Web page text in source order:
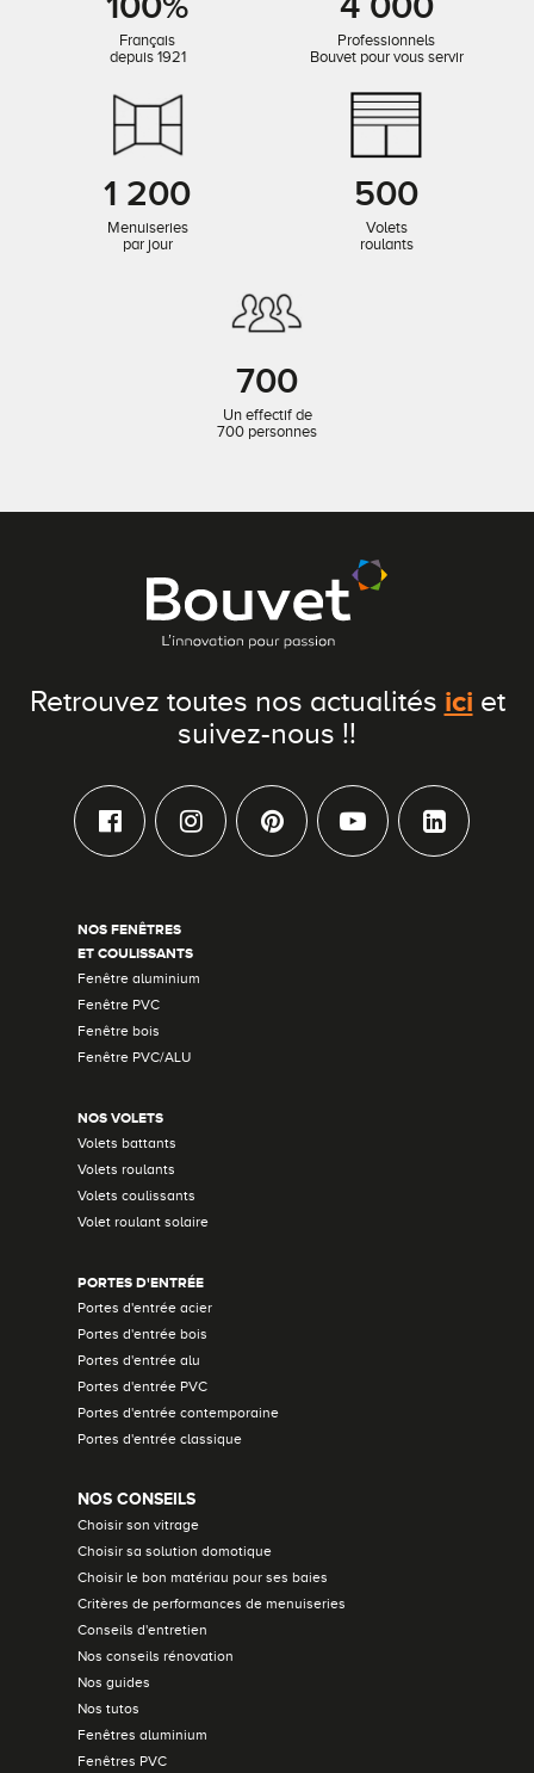
Français
depuis 1921
Professionnels
Bouvet pour vous servir
1 200
Menuiseries
par jour
500
Volets
roulants
700
Un effectif de
700 personnes
Retrouvez toutes nos actualités ici et
suivez-nous !!
NOS FENÊTRES
ET COULISSANTS
Fenêtre aluminium
Fenêtre PVC
Fenêtre bois
Fenêtre PVC/ALU
NOS VOLETS
Volets battants
Volets roulants
Volets coulissants
Volet roulant solaire
PORTES D'ENTRÉE
Portes d'entrée acier
Portes d'entrée bois
Portes d'entrée alu
Portes d'entrée PVC
Portes d'entrée contemporaine
Portes d'entrée classique
NOS CONSEILS
Choisir son vitrage
Choisir sa solution domotique
Choisir le bon matériau pour ses baies
Critères de performances de menuiseries
Conseils d'entretien
Nos conseils rénovation
Nos guides
Nos tutos
Fenêtres aluminium
Fenêtres PVC